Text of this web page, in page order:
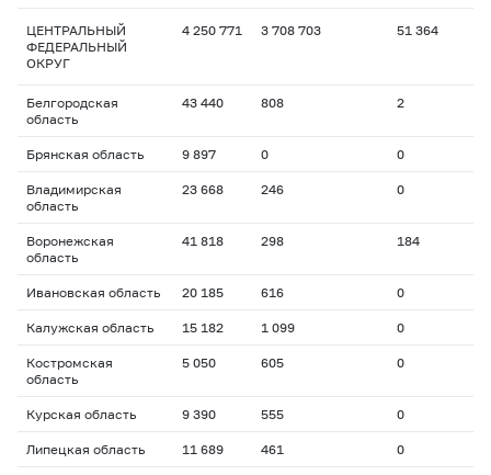
ЦЕНТРАЛЬНЫЙ
ФЕДЕРАЛЬНЫЙ
ОКРУГ
4 250 771 3 708 703 51 364
Белгородская
область
43 440 808 2
Брянская область 9 897 0 0
Владимирская
область
23 668 246 0
Воронежская
область
41 818 298 184
Ивановская область 20 185 616 0
Калужская область 15 182 1 099 0
Костромская
область
5 050 605 0
Курская область 9 390 555 0
Липецкая область 11 689 461 0